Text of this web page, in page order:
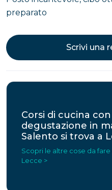
preparato
Scrivi una
Corsi di cucina con
degustazione in
Salento si trova a
Scopri le altre cose da
Lecce >